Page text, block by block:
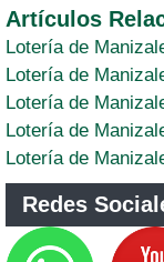
Artículos
Lotería de
Lotería de
Lotería de
Lotería de
Lotería de
Redes